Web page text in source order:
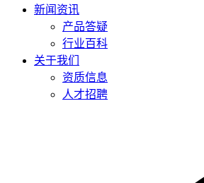
新闻资讯
产品答疑
行业百科
关于我们
资质信息
人才招聘